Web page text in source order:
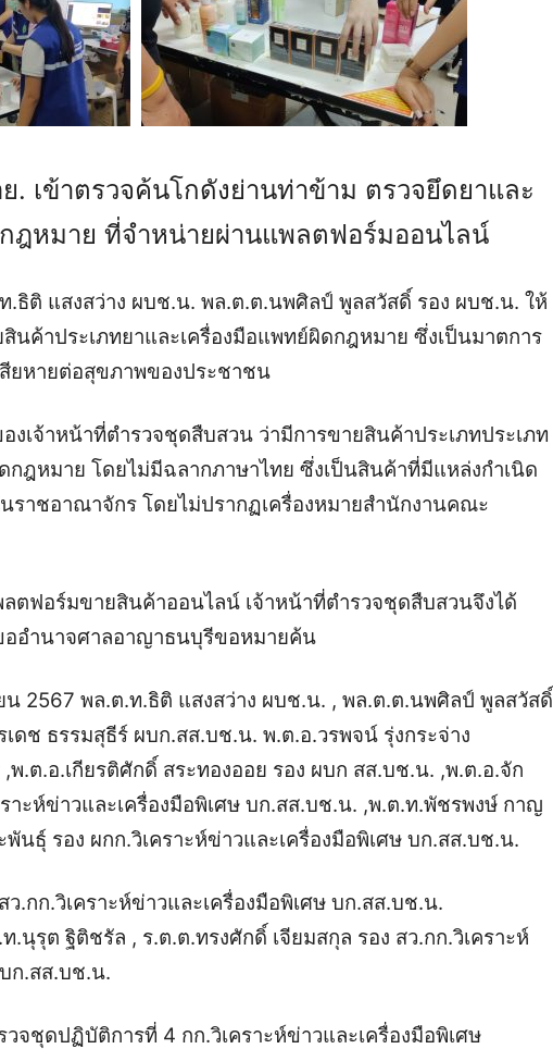
. เข้าตรวจค้นโกดังย่านท่าข้าม ตรวจยึดยาและ
ฎหมาย ที่จำหน่ายผ่านแพลตฟอร์มออนไลน์
.ธิติ แสงสว่าง ผบช.น. พล.ต.ต.นพศิลป์ พูลสวัสดิ์ รอง ผบช.น. ให้
นค้าประเภทยาและเครื่องมือแพทย์ผิดกฎหมาย ซึ่งเป็นมาตการ
สียหายต่อสุขภาพของประชาชน
งเจ้าหน้าที่ตำรวจชุดสืบสวน ว่ามีการขายสินค้าประเภทประเภท
กฎหมาย โดยไม่มีฉลากภาษาไทย ซึ่งเป็นสินค้าที่มีแหล่งกำเนิด
นราชอาณาจักร โดยไม่ปรากฏเครื่องหมายสำนักงานคณะ
ตฟอร์มขายสินค้าออนไลน์ เจ้าหน้าที่ตำรวจชุดสืบสวนจึงได้
อำนาจศาลอาญาธนบุรีขอหมายค้น
2567 พล.ต.ท.ธิติ แสงสว่าง ผบช.น. , พล.ต.ต.นพศิลป์ พูลสวัสดิ์
ดช ธรรมสุธีร์ ผบก.สส.บช.น. พ.ต.อ.วรพจน์ รุ่งกระจ่าง
.ต.อ.เกียรติศักดิ์ สระทองออย รอง ผบก สส.บช.น. ,พ.ต.อ.จัก
าะห์ข่าวและเครื่องมือพิเศษ บก.สส.บช.น. ,พ.ต.ท.พัชรพงษ์ กาญ
นธุ์ รอง ผกก.วิเคราะห์ข่าวและเครื่องมือพิเศษ บก.สส.บช.น.
.กก.วิเคราะห์ข่าวและเครื่องมือพิเศษ บก.สส.บช.น.
.นุรุต ฐิติชรัล , ร.ต.ต.ทรงศักดิ์ เจียมสกุล รอง สว.กก.วิเคราะห์
ก.สส.บช.น.
จชุดปฏิบัติการที่ 4 กก.วิเคราะห์ข่าวและเครื่องมือพิเศษ